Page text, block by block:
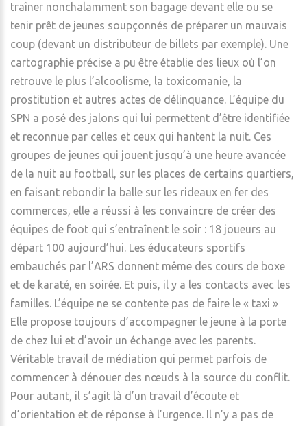
traîner nonchalamment son bagage devant elle ou se
tenir prêt de jeunes soupçonnés de préparer un mauvais
coup (devant un distributeur de billets par exemple). Une
cartographie précise a pu être établie des lieux où l’on
retrouve le plus l’alcoolisme, la toxicomanie, la
prostitution et autres actes de délinquance. L’équipe du
SPN a posé des jalons qui lui permettent d’être identifiée
et reconnue par celles et ceux qui hantent la nuit. Ces
groupes de jeunes qui jouent jusqu’à une heure avancée
de la nuit au football, sur les places de certains quartiers,
en faisant rebondir la balle sur les rideaux en fer des
commerces, elle a réussi à les convaincre de créer des
équipes de foot qui s’entraînent le soir : 18 joueurs au
départ 100 aujourd’hui. Les éducateurs sportifs
embauchés par l’ARS donnent même des cours de boxe
et de karaté, en soirée. Et puis, il y a les contacts avec les
familles. L’équipe ne se contente pas de faire le « taxi »
Elle propose toujours d’accompagner le jeune à la porte
de chez lui et d’avoir un échange avec les parents.
Véritable travail de médiation qui permet parfois de
commencer à dénouer des nœuds à la source du conflit.
Pour autant, il s’agit là d’un travail d’écoute et
d’orientation et de réponse à l’urgence. Il n’y a pas de